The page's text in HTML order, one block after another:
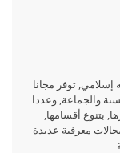
إسلامي, توفر مجانا
والجماعة, وعددا
بتنوع أقسامها,
معرفية عديدة